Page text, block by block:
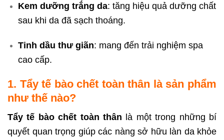
Kem dưỡng trắng da: tăng hiệu quả dưỡng chất
sau khi da đã sạch thoáng.
Tinh dầu thư giãn: mang đến trải nghiệm spa
cao cấp.
1. Tẩy tế bào chết toàn thân là sản phẩm
như thế nào?
Tẩy tế bào chết toàn thân là một trong những bí
quyết quan trọng giúp các nàng sở hữu làn da khỏe